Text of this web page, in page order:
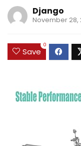
Django
November 28,
Save
0